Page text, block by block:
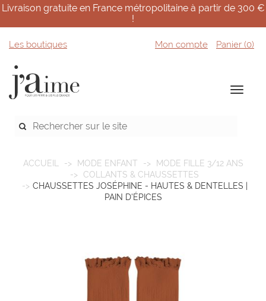
Livraison gratuite en France métropolitaine à partir de 300 €
!
Les boutiques Mon compte Panier (0)
ACCUEIL MODE ENFANT
MODE FILLE 3/12 ANS
COLLANTS & CHAUSSETTES
CHAUSSETTES JOSÉPHINE - HAUTES & DENTELLES |
PAIN D'ÉPICES